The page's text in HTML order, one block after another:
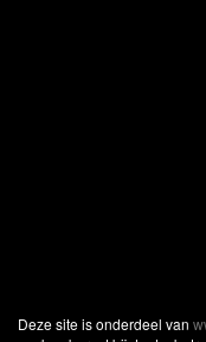
Deze site is onderdeel van